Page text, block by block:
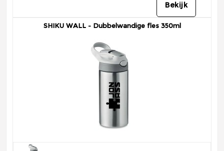
Bekijk
SHIKU WALL - Dubbelwandige fles 350ml